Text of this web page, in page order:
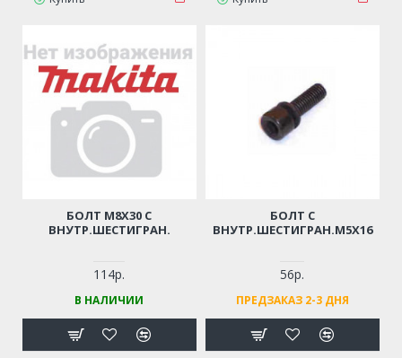
БОЛТ M8Х30 С
ВНУТР.ШЕСТИГРАН.
114р.
В НАЛИЧИИ
БОЛТ С
ВНУТР.ШЕСТИГРАН.М5Х16
56р.
ПРЕДЗАКАЗ 2-3 ДНЯ